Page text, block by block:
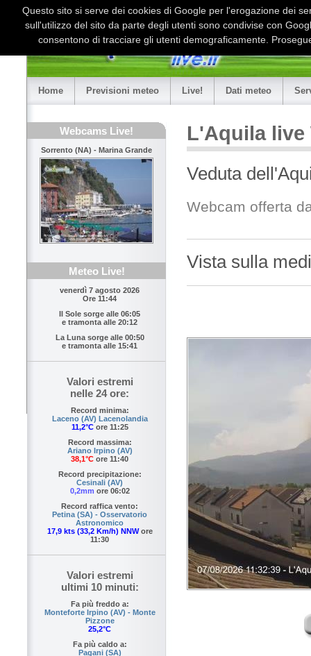
Home Previsioni meteo Live! Dati meteo
Webcams Live!
Sorrento (NA) - Marina Grande
Meteo Live!
venerdì 7 agosto 2026
Ore 11:44
Il Sole sorge alle 06:05
e tramonta alle 20:12
La Luna sorge alle 00:50
e tramonta alle 15:41
Valori estremi
nelle 24 ore:
Record minima:
Laceno (AV) Lacenolandia
11,2°Core 11:25
Record massima:
Ariano Irpino (AV)
38,1°C ore 11:40
Record precipitazione:
Cesinali (AV)
0,2mm ore 06:02
Record raffica vento:
Petina (SA) - Osservatorio
Astronomico
17,9 kts (33,2 Km/h) NNWore
11:30
Valori estremi
ultimi 10 minuti:
Fa più freddo a:
Monteforte Irpino (AV) - Monte
Pizzone
25,2°C
Fa più caldo a:
Pagani (SA)
L'Aquila live
Veduta
Webcam offerta
Vista sulla
Questo sito si serve dei cookies di Google per l'erogazione dei
sull'utilizzo del sito da parte degli utenti sono condivise con
consentono di tracciare gli utenti demograficamente.